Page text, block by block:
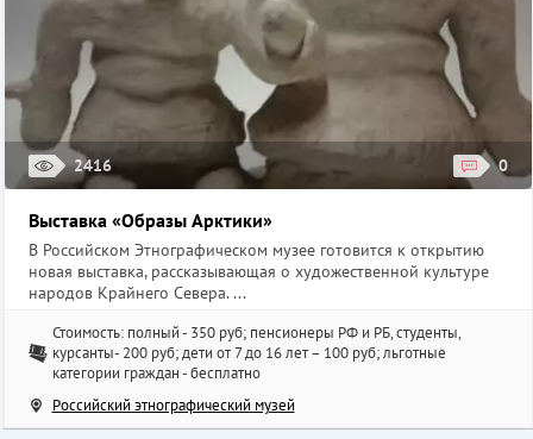
2416 0
Выставка «Образы Арктики»
В Российском Этнографическом музее готовится к открытию
новая выставка, рассказывающая о художественной культуре
народов Крайнего Севера. ...
Стоимость: полный - 350 руб; пенсионеры РФ и РБ, студенты,
курсанты- 200 руб; дети от 7 до 16 лет – 100 руб; льготные
категории граждан - бесплатно
Российский этнографический музей